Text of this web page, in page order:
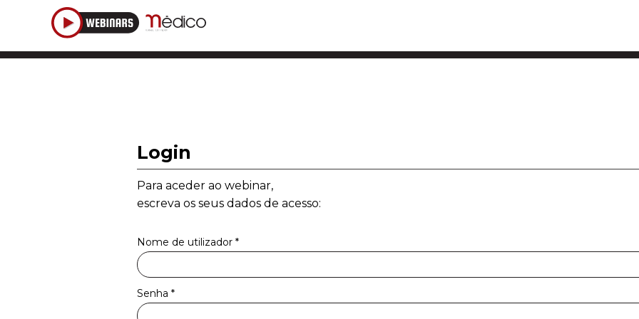
Login
Para aceder ao webinar,
escreva os seus dados de acesso:
Nome de utilizador *
Senha *